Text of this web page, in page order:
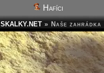
Hafíci
SKALKY.NET » Naše zahrádka